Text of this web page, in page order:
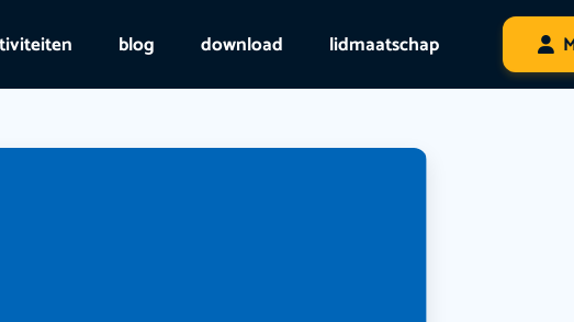
blog download lidmaatschap